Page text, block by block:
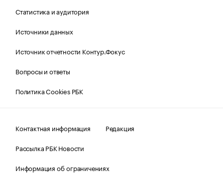
Статистика и аудитория
Источники данных
Источник отчетности Контур.Фокус
Вопросы и ответы
Политика Cookies РБК
Контактная информация
Редакция
Рассылка РБК Новости
Информация об ограничениях